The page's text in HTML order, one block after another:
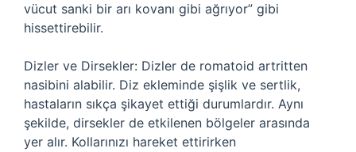
vücut sanki bir arı kovanı gibi ağrıyor” gibi
hissettirebilir.
Dizler ve Dirsekler: Dizler de romatoid artritten
nasibini alabilir. Diz ekleminde şişlik ve sertlik,
hastaların sıkça şikayet ettiği durumlardır. Aynı
şekilde, dirsekler de etkilenen bölgeler arasında
yer alır. Kollarınızı hareket ettirirken